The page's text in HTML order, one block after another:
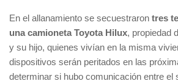
En el allanamiento se secuestraron tres
una camioneta Toyota Hilux, propiedad
y su hijo, quienes vivían en la misma
dispositivos serán peritados en las
determinar si hubo comunicación entre el